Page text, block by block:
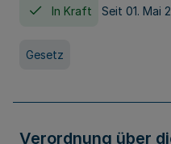
In Kraft Seit 01. Mai
Gesetz
Verordnung über